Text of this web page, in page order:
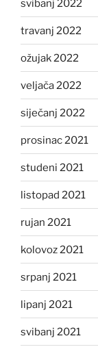
svibanj 2022
travanj 2022
ožujak 2022
veljača 2022
siječanj 2022
prosinac 2021
studeni 2021
listopad 2021
rujan 2021
kolovoz 2021
srpanj 2021
lipanj 2021
svibanj 2021